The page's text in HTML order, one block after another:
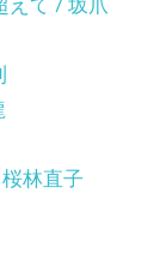
林直子